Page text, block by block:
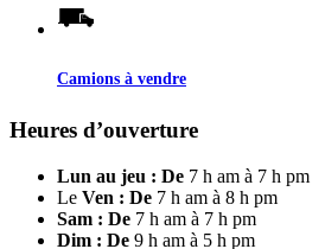
Camions à vendre
Heures d’ouverture
Lun au jeu : De 7 h am à 7 h pm
Le Ven : De 7 h am à 8 h pm
Sam : De 7 h am à 7 h pm
Dim : De 9 h am à 5 h pm